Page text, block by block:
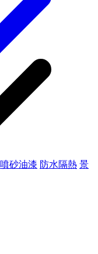
噴砂油漆 防水隔熱 景